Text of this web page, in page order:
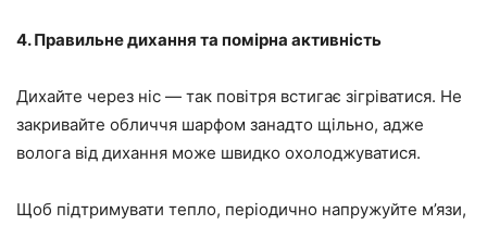
4. Правильне дихання та помірна активність
Дихайте через ніс — так повітря встигає зігріватися. Не
закривайте обличчя шарфом занадто щільно, адже
волога від дихання може швидко охолоджуватися.
Щоб підтримувати тепло, періодично напружуйте м’язи,